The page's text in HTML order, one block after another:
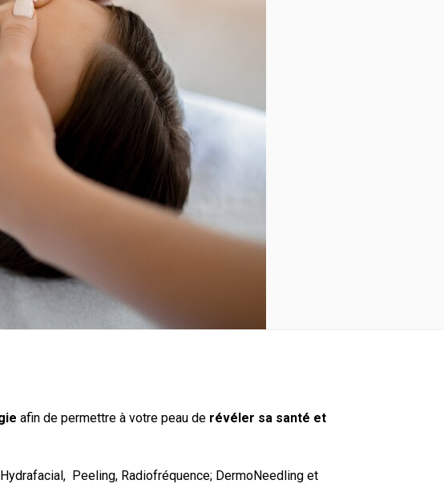
afin de permettre à votre peau de révéler sa santé et
Peeling, Radiofréquence; DermoNeedling et